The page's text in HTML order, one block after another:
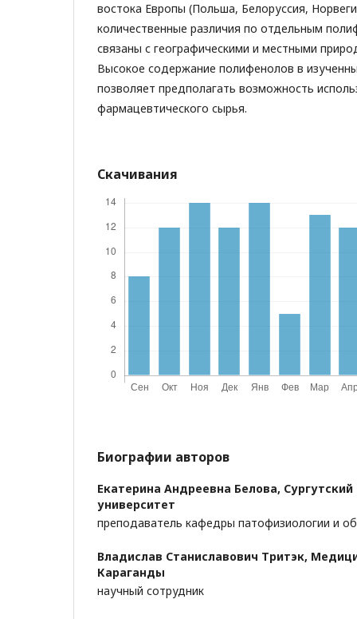
востока Европы (Польша, Белоруссия,
количественные различия по отдельным
связаны с географическими и местными
Высокое содержание полифенолов в
позволяет предполагать возможность
фармацевтического сырья.
Скачивания
Биографии авторов
Екатерина Андреевна Белова,
университет
преподаватель кафедры патофизиологии и
Владислав Станиславович Тритэк,
Караганды
научный сотрудник